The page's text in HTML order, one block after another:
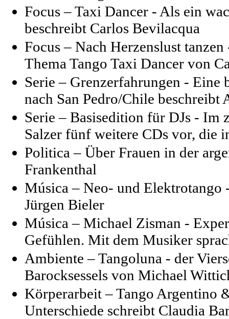
Focus – Taxi Dancer - Als ein
beschreibt Carlos Bevilacqua
Focus – Nach Herzenslust
Thema Tango Taxi Dancer von
Serie – Grenzerfahrungen - Eine
nach San Pedro/Chile beschreibt
Serie – Basisedition für DJs - Im
Salzer fünf weitere CDs vor, die
Politica – Über Frauen in der
Frankenthal
Música – Neo- und Elektrotango
Jürgen Bieler
Música – Michael Zisman -
Gefühlen. Mit dem Musiker
Ambiente – Tangoluna - der
Barocksessels von Michael
Körperarbeit – Tango Argentino
Unterschiede schreibt Claudia